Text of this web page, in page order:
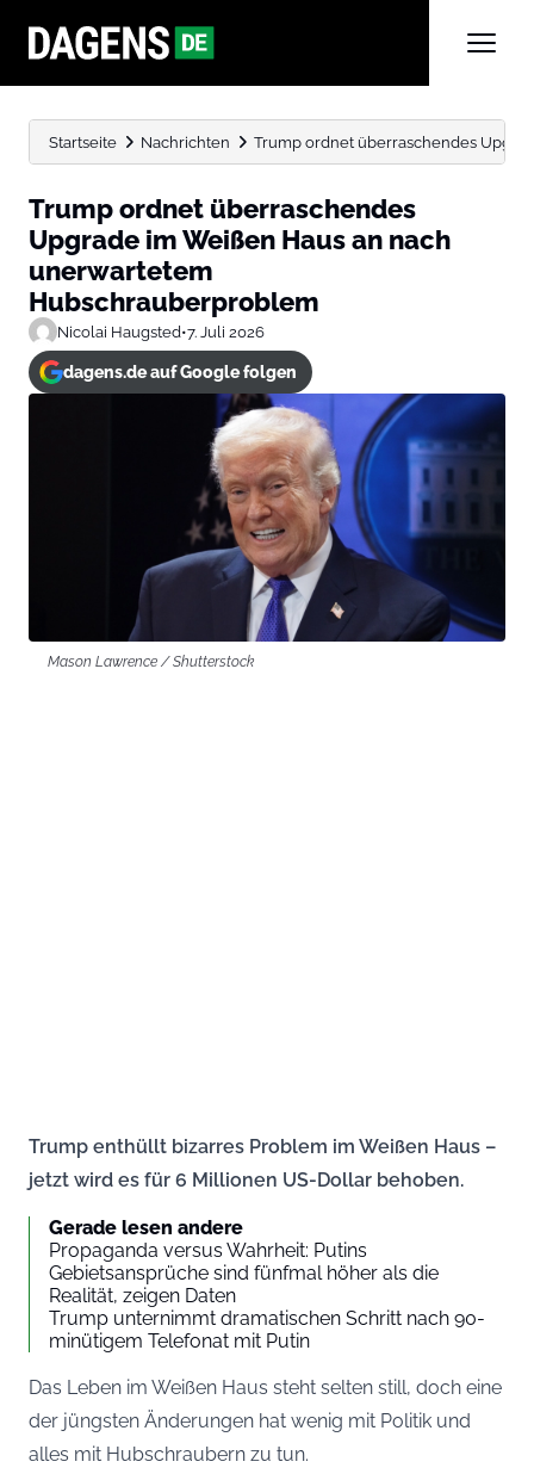
Startseite Nachrichten Trump ordnet überraschendes
Trump ordnet überraschendes
Upgrade im Weißen Haus an nach
unerwartetem
Hubschrauberproblem
Nicolai Haugsted•7. Juli 2026
dagens.de auf Google folgen
Mason Lawrence / Shutterstock
Trump enthüllt bizarres Problem im Weißen Haus –
jetzt wird es für 6 Millionen US-Dollar behoben.
Gerade lesen andere
Propaganda versus Wahrheit: Putins
Gebietsansprüche sind fünfmal höher als die
Realität, zeigen Daten
Trump unternimmt dramatischen Schritt nach 90-
minütigem Telefonat mit Putin
Das Leben im Weißen Haus steht selten still, doch eine
der jüngsten Änderungen hat wenig mit Politik und
alles mit Hubschraubern zu tun.